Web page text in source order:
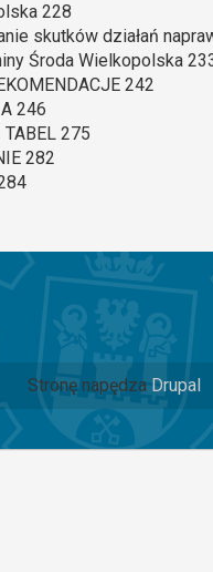
228
skutków działań
Środa Wielkopolska
242
246
275
282
Stronę napędza Drupal